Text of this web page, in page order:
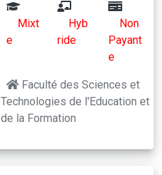
Mixt
e
Hyb
ride
Non
Payant
e
Faculté des Sciences et
Technologies de l'Education et
de la Formation